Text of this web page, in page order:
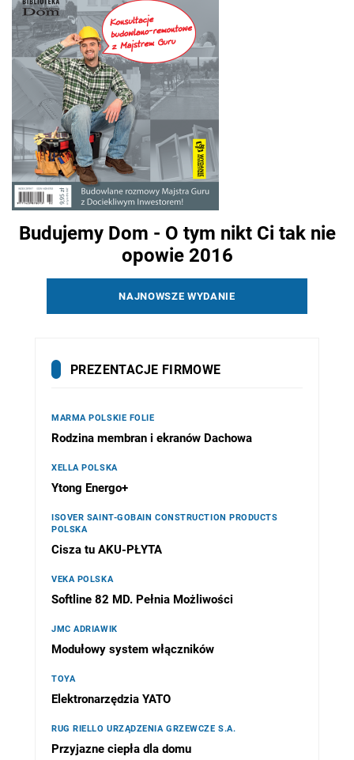
Budujemy Dom - O tym nikt Ci tak nie
opowie 2016
NAJNOWSZE WYDANIE
PREZENTACJE FIRMOWE
MARMA POLSKIE FOLIE
Rodzina membran i ekranów Dachowa
XELLA POLSKA
Ytong Energo+
ISOVER SAINT-GOBAIN CONSTRUCTION PRODUCTS
POLSKA
Cisza tu AKU-PŁYTA
VEKA POLSKA
Softline 82 MD. Pełnia Możliwości
JMC ADRIAWIK
Modułowy system włączników
TOYA
Elektronarzędzia YATO
RUG RIELLO URZĄDZENIA GRZEWCZE S.A.
Przyjazne ciepła dla domu